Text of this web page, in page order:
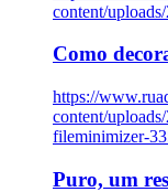
content/
Como
https://
content/
fileminimizer-
Puro, um